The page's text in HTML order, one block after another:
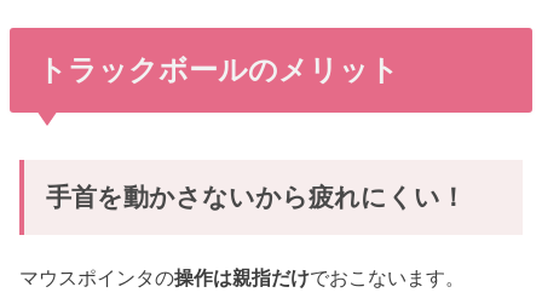
トラックボールのメリット
手首を動かさないから疲れにくい！
マウスポインタの操作は親指だけでおこないます。